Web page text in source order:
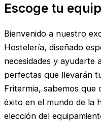
Escoge tu
Bienvenido a nuestro
Hostelería, diseñado
necesidades y ayudarte
perfectas que llevarán
Fritermia, sabemos que
éxito en el mundo de la
elección del